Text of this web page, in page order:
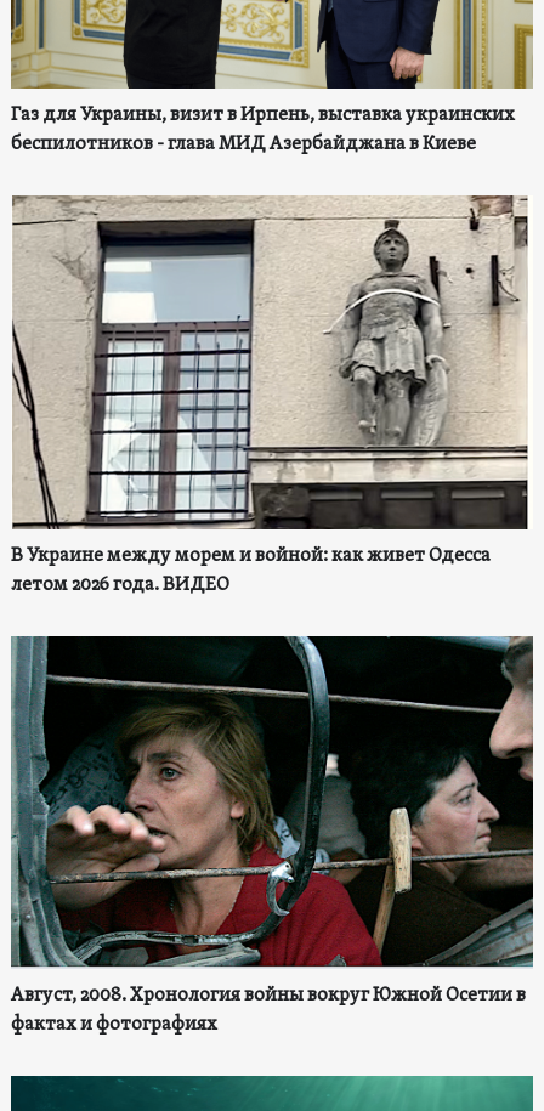
Газ для Украины, визит в Ирпень, выставка украинских
беспилотников - глава МИД Азербайджана в Киеве
В Украине между морем и войной: как живет Одесса
летом 2026 года. ВИДЕО
Август, 2008. Хронология войны вокруг Южной Осетии в
фактах и фотографиях